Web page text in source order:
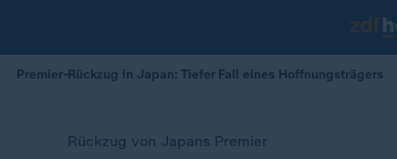
Premier-Rückzug in Japan: Tiefer Fall eines Hoffnungsträgers
Rückzug von Japans Premier